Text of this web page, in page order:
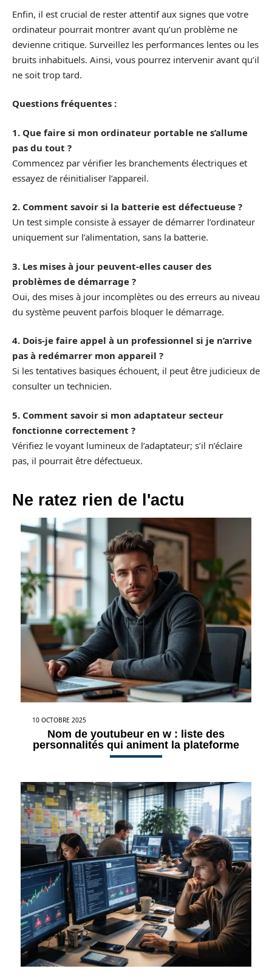
Enfin, il est crucial de rester attentif aux signes que votre
ordinateur pourrait montrer avant qu’un problème ne
devienne critique. Surveillez les performances lentes ou les
bruits inhabituels. Ainsi, vous pourrez intervenir avant qu’il
ne soit trop tard.
Questions fréquentes :
1. Que faire si mon ordinateur portable ne s’allume
pas du tout ?
Commencez par vérifier les branchements électriques et
essayez de réinitialiser l’appareil.
2. Comment savoir si la batterie est défectueuse ?
Un test simple consiste à essayer de démarrer l’ordinateur
uniquement sur l’alimentation, sans la batterie.
3. Les mises à jour peuvent-elles causer des
problèmes de démarrage ?
Oui, des mises à jour incomplètes ou des erreurs au niveau
du système peuvent parfois bloquer le démarrage.
4. Dois-je faire appel à un professionnel si je n’arrive
pas à redémarrer mon appareil ?
Si les tentatives basiques échouent, il peut être judicieux de
consulter un technicien.
5. Comment savoir si mon adaptateur secteur
fonctionne correctement ?
Vérifiez le voyant lumineux de l’adaptateur; s’il n’éclaire
pas, il pourrait être défectueux.
Ne ratez rien de l'actu
10 OCTOBRE 2025
Nom de youtubeur en w : liste des
personnalités qui animent la plateforme